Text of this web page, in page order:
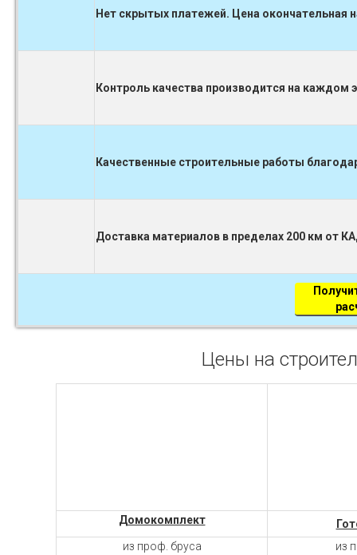
Нет скрытых платежей. Цена окончательная
Контроль качества производится на
Качественные строительные работы
Доставка материалов в пределах 200 км от
Цены на
Домокомплект
из проф. бруса
из